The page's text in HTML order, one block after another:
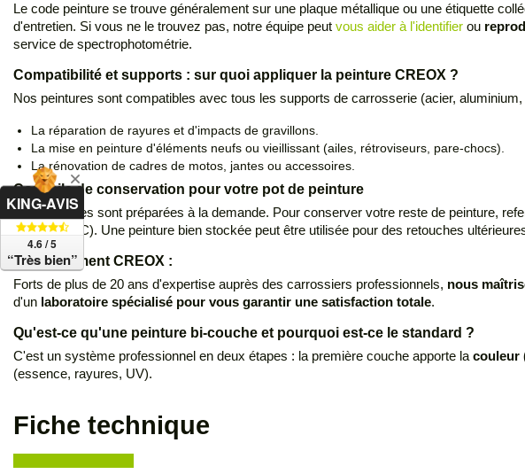
Le code peinture se trouve généralement sur une plaque métallique ou une étiquette
d'entretien. Si vous ne le trouvez pas, notre équipe peut vous aider à l'identifier ou
service de spectrophotométrie.
Compatibilité et supports : sur quoi appliquer la peinture CREOX ?
Nos peintures sont compatibles avec tous les supports de carrosserie (acier,
La réparation de rayures et d'impacts de gravillons.
La mise en peinture d'éléments neufs ou vieillissant (ailes, rétroviseurs, pare-chocs).
La rénovation de cadres de motos, jantes ou accessoires.
Conseils de conservation pour votre pot de peinture
Nos peintures sont préparées à la demande. Pour conserver votre reste de peinture,
15°C et 25°C). Une peinture bien stockée peut être utilisée pour des retouches
L'engagement CREOX :
Forts de plus de 20 ans d'expertise auprès des carrossiers professionnels, nous
d'un laboratoire spécialisé pour vous garantir une satisfaction totale.
Qu'est-ce qu'une peinture bi-couche et pourquoi est-ce le standard ?
C'est un système professionnel en deux étapes : la première couche apporte la couleur
(essence, rayures, UV).
Fiche technique
KING-AVIS
4.6 / 5
“Très bien”